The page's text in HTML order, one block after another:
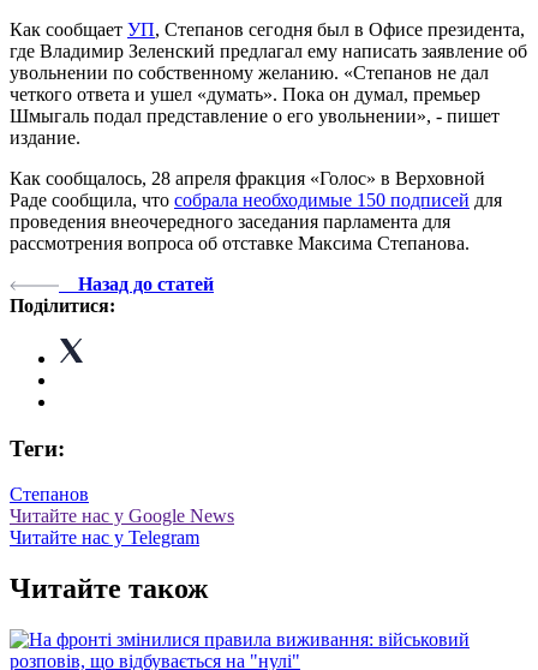
Как сообщает УП, Степанов сегодня был в Офисе президента,
где Владимир Зеленский предлагал ему написать заявление об
увольнении по собственному желанию. «Степанов не дал
четкого ответа и ушел «думать». Пока он думал, премьер
Шмыгаль подал представление о его увольнении», - пишет
издание.
Как сообщалось, 28 апреля фракция «Голос» в Верховной
Раде сообщила, что собрала необходимые 150 подписей для
проведения внеочередного заседания парламента для
рассмотрения вопроса об отставке Максима Степанова.
Назад до статей
Поділитися:
Теги:
Степанов
Читайте нас у Google News
Читайте нас у Telegram
Читайте також